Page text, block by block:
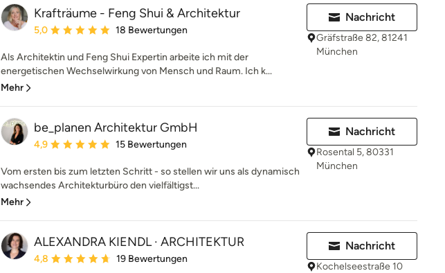
Krafträume - Feng Shui & Architektur
Durchschnittliche Bewertung: 5 von 5 Sternen
5,0 18 Bewertungen
Als Architektin und Feng Shui Expertin arbeite ich mit der
energetischen Wechselwirkung von Mensch und Raum. Ich k...
Mehr
Nachricht
Gräfstraße 82, 81241
München
be_planen Architektur GmbH
Durchschnittliche Bewertung: 4.9 von 5 Sternen
4,9 15 Bewertungen
Vom ersten bis zum letzten Schritt - so stellen wir uns als dynamisch
wachsendes Architekturbüro den vielfältigst...
Mehr
Nachricht
Rosental 5, 80331
München
ALEXANDRA KIENDL · ARCHITEKTUR
Durchschnittliche Bewertung: 4.8 von 5 Sternen
4,8 19 Bewertungen
Nachricht
Kochelseestraße 10